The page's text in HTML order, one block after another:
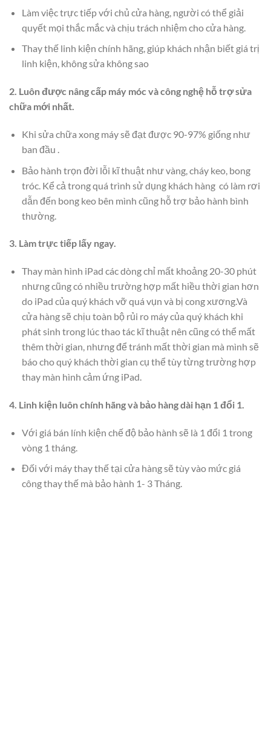
Làm việc trực tiếp với chủ cửa hàng, người có thể giải
quyết mọi thắc mắc và chịu trách nhiệm cho cửa hàng.
Thay thế linh kiện chính hãng, giúp khách nhận biết giá trị
linh kiện, không sửa không sao
2. Luôn được nâng cấp máy móc và công nghệ hỗ trợ sửa
chữa mới nhất.
Khi sửa chữa xong máy sẽ đạt được 90-97% giống như
ban đầu .
Bảo hành trọn đời lỗi kĩ thuật như vàng, cháy keo, bong
tróc. Kể cả trong quá trình sử dụng khách hàng có làm rơi
dẫn đến bong keo bên mình cũng hỗ trợ bảo hành bình
thường.
3. Làm trực tiếp lấy ngay.
Thay màn hình iPad các dòng chỉ mất khoảng 20-30 phút
nhưng cũng có nhiều trường hợp mất hiều thời gian hơn
do iPad của quý khách vỡ quá vụn và bị cong xương.Và
cửa hàng sẽ chịu toàn bộ rủi ro máy của quý khách khi
phát sinh trong lúc thao tác kĩ thuật nên cũng có thể mất
thêm thời gian, nhưng để tránh mất thời gian mà mình sẽ
báo cho quý khách thời gian cụ thể tùy từng trường hợp
thay màn hình cảm ứng iPad.
4. Linh kiện luôn chính hãng và bảo hàng dài hạn 1 đổi 1.
Với giá bán lính kiện chế độ bảo hành sẽ là 1 đổi 1 trong
vòng 1 tháng.
Đối với máy thay thế tại cửa hàng sẽ tùy vào mức giá
công thay thế mà bảo hành 1- 3 Tháng.